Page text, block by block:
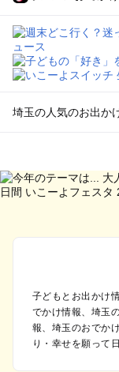
埼玉の人気のお出か
を探す
川越・所沢・入間
秩父・長瀞のプー
川口・戸田・和光
飯能・坂戸・東松
久喜・行田・加須
熊谷・太田・足利
本庄・深谷・美里
子どもとお出かけ
でかけ情報、埼玉
報、埼玉のおでか
り・幸せを願って